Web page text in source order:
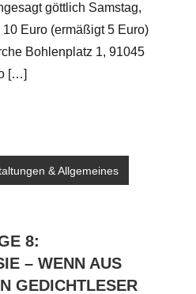
göttlich Samstag,
Euro (ermäßigt 5 Euro)
Bohlenplatz 1, 91045
[…]
& Allgemeines
8:
– WENN AUS
GEDICHTLESER